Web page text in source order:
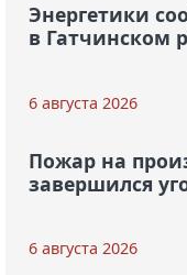
Энергетики
в Гатчинском
6 августа 2026
Пожар на
завершился
6 августа 2026